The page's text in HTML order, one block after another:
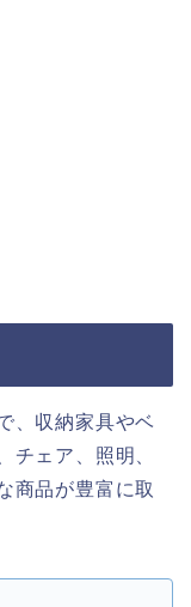
、収納家具やベ
チェア、照明、
商品が豊富に取